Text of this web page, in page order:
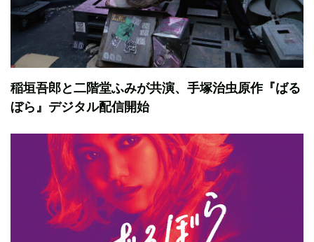
稲垣吾郎と二階堂ふみが共演、手塚治虫原作『ばる
ぼら』デジタル配信開始